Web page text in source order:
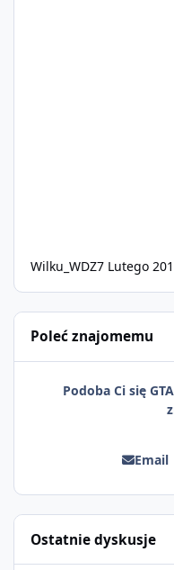
Wilku_WDZ7 Lutego
Poleć znajomemu
Podoba Ci się
Email
Ostatnie dyskusje